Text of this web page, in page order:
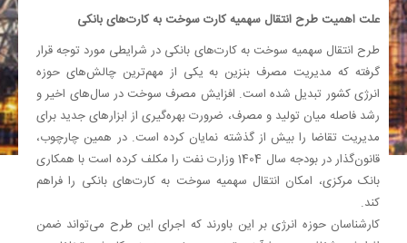
علت اهمیت طرح انتقال سهمیه کارت سوخت به کارت‌های بانکی
طرح انتقال سهمیه سوخت به کارت‌های بانکی در شرایطی مورد توجه قرار
گرفته که مدیریت مصرف بنزین به یکی از مهم‌ترین چالش‌های حوزه
انرژی کشور تبدیل شده است. افزایش مصرف سوخت در سال‌های اخیر و
رشد فاصله میان تولید و مصرف، ضرورت بهره‌گیری از ابزارهای جدید برای
مدیریت تقاضا را بیش از گذشته نمایان کرده است. در همین چارچوب،
قانون‌گذار در بودجه سال 1404 وزارت نفت را مکلف کرده است با همکاری
بانک مرکزی، امکان انتقال سهمیه سوخت به کارت‌های بانکی را فراهم
کند.
کارشناسان حوزه انرژی بر این باورند که اجرای این طرح می‌تواند ضمن